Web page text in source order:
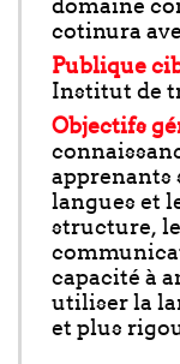
domaine
cotinura
Publique
Institut de
Objectifs
apprenants
langues et
structure,
capacité à
utiliser la
et plus